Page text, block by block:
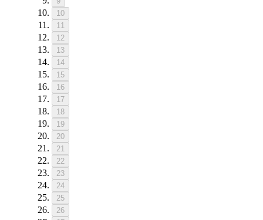
10
11
12
13
14
15
16
17
18
19
20
21
22
23
24
25
26